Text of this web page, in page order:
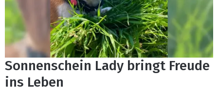
Sonnenschein Lady bringt Freude
ins Leben